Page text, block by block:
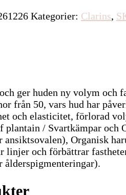
Kategorier: Clarins,
ger huden ny volym och
från 50, vars hud har
och elasticitet, förlorad
/ Svartkämpar och
Organisk
linjer och förbättrar
ålderspigmenteringar).